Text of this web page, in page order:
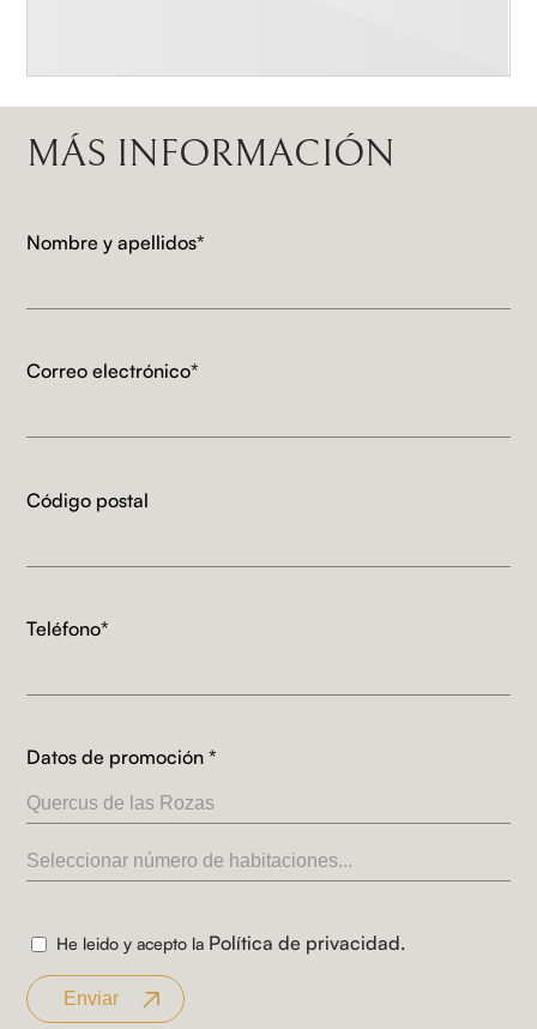
MÁS INFORMACIÓN
Nombre y apellidos*
Correo electrónico*
Código postal
Teléfono*
Datos de promoción *
He leido y acepto la Política de privacidad.